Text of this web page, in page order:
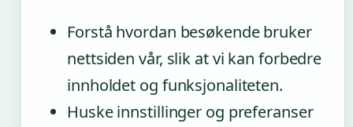
Forstå hvordan besøkende bruker
nettsiden vår, slik at vi kan forbedre
innholdet og funksjonaliteten.
Huske innstillinger og preferanser